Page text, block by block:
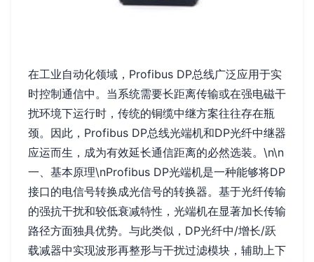
在工业自动化领域，Profibus DP总线广泛应用于实
时控制通信中。当系统需要长距离传输或在强电磁干
扰环境下运行时，传统的铜缆中继方案往往存在瓶
颈。因此，Profibus DP总线光端机和DP光纤中继器
应运而生，成为有效延长通信距离的必然选装。\n\n
一、基本原理\nProfibus DP光端机是一种能够将DP
接口的电信号转换成光信号的转换器。基于光纤传输
的强抗干扰和较低衰减特性，光端机在显著加长传输
路径方面独具优势。与此类似，DP光纤中/增长/跃
载减器中实现波形再整形与干扰过滤模块，辅助上下